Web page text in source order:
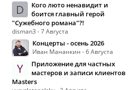
D
Кого люто ненавидит и
боится главный герой
"Сужебного романа"?!
disman3 - 7 Августа
Концерты - осень 2026
Иван Мананкин - 6 Августа
Y
Приложение для частных
мастеров и записи клиентов
Masters